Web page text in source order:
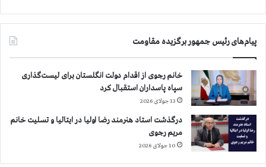
پیام‌های رئیس جمهور برگزیده مقاومت
خانم رجوی از اقدام دولت انگلستان برای لیست‌گذاری
سپاه پاسداران استقبال کرد
13 جولای 2026
درگذشت استاد هنرمند رضا اولیا در ایتالیا و تسلیت خانم
مریم رجوی
10 جولای 2026